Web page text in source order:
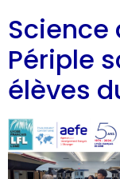
Science
Périple
élèves